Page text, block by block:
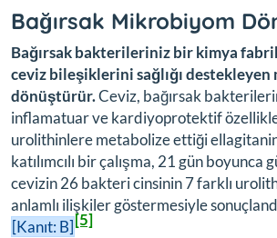
Bağırsak Mikrobiyom
Bağırsak bakterileriniz bir kimya
ceviz bileşiklerini sağlığı
dönüştürür.Ceviz, bağırsak
inflamatuar ve kardiyoprotektif
urolithinlere metabolize ettiği
katılımcılı bir çalışma, 21 gün boyunca
cevizin 26 bakteri cinsinin 7 farklı
anlamlı ilişkiler göstermesiyle
[Kanıt: B][5]